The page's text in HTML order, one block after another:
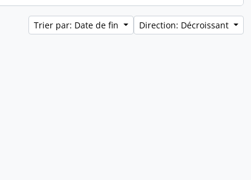
Trier par: Date de fin Direction: Décroissant